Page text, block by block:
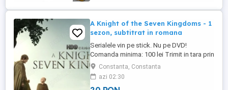
A Knight of the Seven Kingdoms - 1
sezon, subtitrat in romana
Serialele vin pe stick. Nu pe DVD!
Comanda minima: 100 lei Trimit in tara prin
Posta Romana. Costa 15 lei.
Constanta, Constanta
azi 02:30